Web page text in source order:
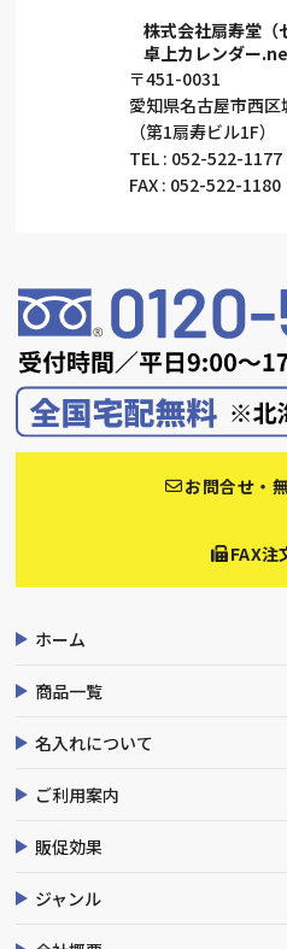
株式会社扇寿堂（
卓上カレンダー
〒451-0031
愛知県名古屋市西
（第1扇寿ビル1F）
TEL : 052-522-1177
FAX : 052-522-1180
お問合せ・
FAX注
ホーム
商品一覧
名入れについて
ご利用案内
販促効果
ジャンル